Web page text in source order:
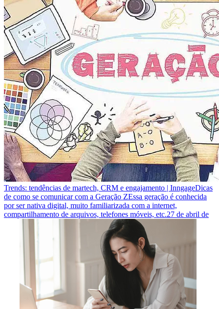
Trends: tendências de martech, CRM e engajamento | InngageDicas
de como se comunicar com a Geração ZEssa geração é conhecida
por ser nativa digital, muito familiarizada com a internet,
compartilhamento de arquivos, telefones móveis, etc.27 de abril de